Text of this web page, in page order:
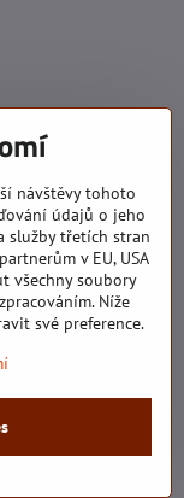
společnosti Ing.
můžete jen se
Stav objednávky
návštěvy tohoto
údajů o jeho
služby třetích stran
v EU, USA
všechny soubory
Níže
své preference.